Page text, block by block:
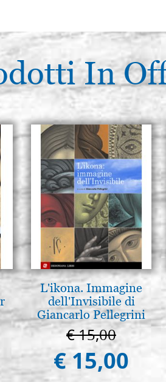
In
L'ikona. Immagine
dell'Invisibile di
Giancarlo Pellegrini
€ 15,00
€ 15,00